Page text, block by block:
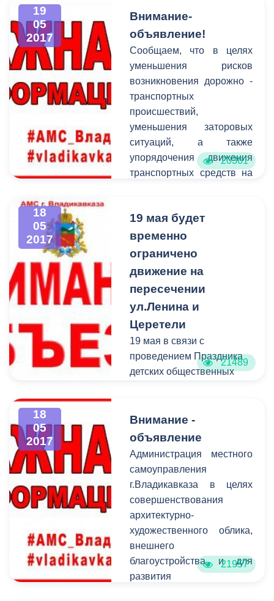
Собрания представителей
19
05
2017
Внимание-
объявление!
Сообщаем, что в целях
уменьшения рисков
возникновения дорожно -
транспортных
происшествий,
уменьшения заторовых
ситуаций, а также
упорядочения движения
транспортных средств на
ул.Бритаева до
ул.Калинина) с 21.05.2017
будет введено
транспортных средств.
Просим участников
дорожного движение быть
внимательными на
дорогах и неукоснительно
соблюдать требования
Правил дорожного
20361
18
05
2017
19 мая будет
временно
ограничено
движение на
пересечении
ул.Ленина и
Церетели
19 мая в связи с
проведением Праздника
детских общественных
пионерских организаций,
будет ограничено
автомобильное движение
пересечении ул.Ленина и
21489
18
05
2017
Внимание -
объявление
Администрация местного
самоуправления
г.Владикавказа в целях
совершенствования
архитектурно-
художественного облика,
внешнего
благоустройства и для
развития
21957